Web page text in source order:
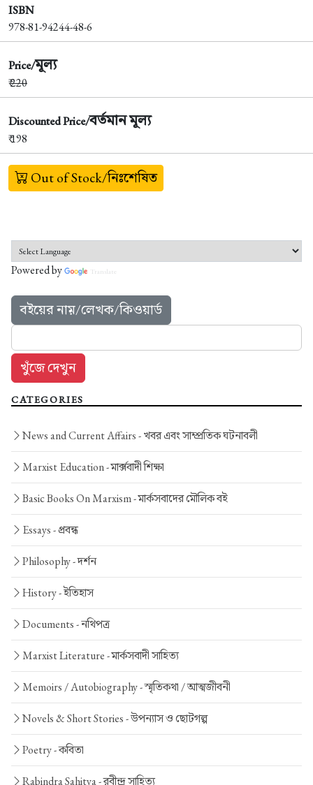
ISBN
978-81-94244-48-6
Price/মূল্য
₹220
Discounted Price/বর্তমান মূল্য
₹ 198
Out of Stock/নিঃশেষিত
Powered by Translate
বইয়ের নাম়/লেখক/কিওয়ার্ড
CATEGORIES
News and Current Affairs -খবর এবং সাম্প্রতিক ঘটনাবলী
Marxist Education -মার্ক্সবাদী শিক্ষা
Basic Books On Marxism -মার্কসবাদের মৌলিক বই
Essays -প্রবন্ধ
Philosophy -দর্শন
History -ইতিহাস
Documents -নথিপত্র
Marxist Literature -মার্কসবাদী সাহিত্য
Memoirs / Autobiography -স্মৃতিকথা / আত্মজীবনী
Novels & Short Stories -উপন্যাস ও ছোটগল্প
Poetry -কবিতা
Rabindra Sahitya -রবীন্দ্র সাহিত্য